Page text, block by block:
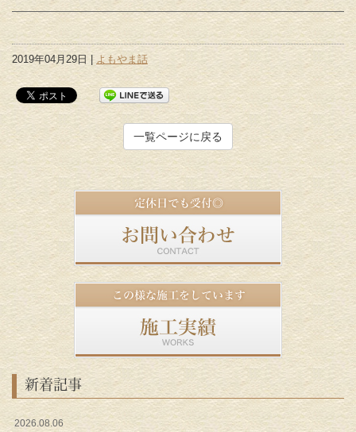
2019年04月29日 | よもやま話
一覧ページに戻る
新着記事
2026.08.06